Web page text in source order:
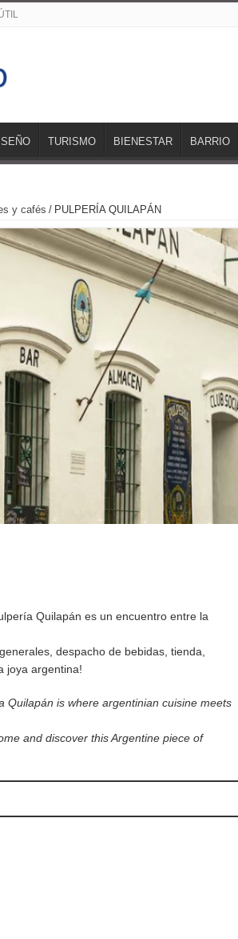
TURISMO BIENESTAR BARRIO
y cafés / PULPERÍA QUILAPÁN
Quilapán es un encuentro entre la
despacho de bebidas, tienda,
joya argentina!
Quilapán is where argentinian cuisine meets
and discover this Argentine piece of